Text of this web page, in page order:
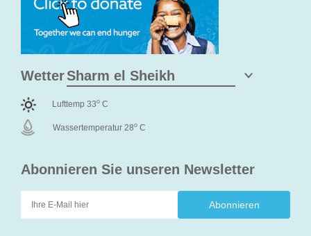
Abonnieren Sie unseren Newsletter
Wetter
Lufttemp 33o C
Wassertemperatur 28o C